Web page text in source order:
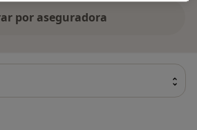
por aseguradora